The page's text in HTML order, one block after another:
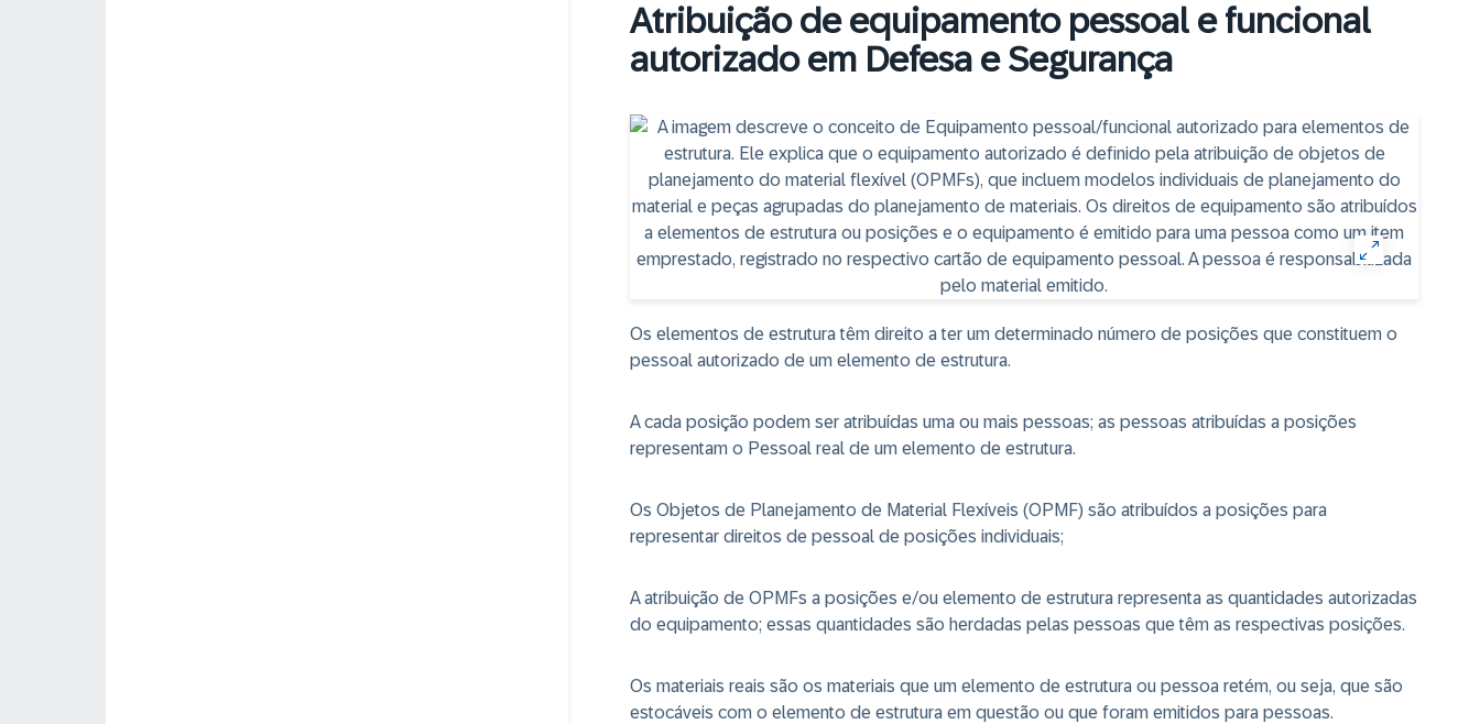
Atribuição de equipamento pessoal e funcional
autorizado em Defesa e Segurança
Os elementos de estrutura têm direito a ter um determinado número de posições que constituem o
pessoal autorizado de um elemento de estrutura.
A cada posição podem ser atribuídas uma ou mais pessoas; as pessoas atribuídas a posições
representam o Pessoal real de um elemento de estrutura.
Os Objetos de Planejamento de Material Flexíveis (OPMF) são atribuídos a posições para
representar direitos de pessoal de posições individuais;
A atribuição de OPMFs a posições e/ou elemento de estrutura representa as quantidades autorizadas
do equipamento; essas quantidades são herdadas pelas pessoas que têm as respectivas posições.
Os materiais reais são os materiais que um elemento de estrutura ou pessoa retém, ou seja, que são
estocáveis com o elemento de estrutura em questão ou que foram emitidos para pessoas.